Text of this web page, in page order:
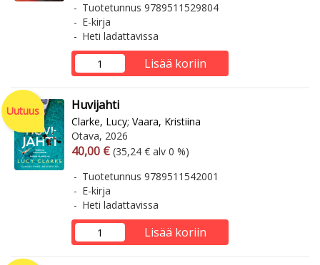
Tuotetunnus 9789511529804
E-kirja
Heti ladattavissa
Lisää koriin
Uutuus Huvijahti
Clarke, Lucy; Vaara, Kristiina
Otava, 2026
Arvonlisäverollinen hinta
40,00 € Arvonlisäveroton hinta
(35,24 € alv 0 %)
Tuotetunnus 9789511542001
E-kirja
Heti ladattavissa
Lisää koriin